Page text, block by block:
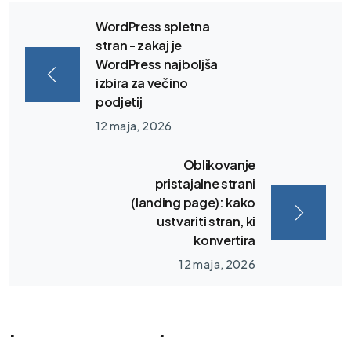
WordPress spletna
stran - zakaj je
WordPress najboljša
izbira za večino
podjetij
12 maja, 2026
Oblikovanje
pristajalne strani
(landing page): kako
ustvariti stran, ki
konvertira
12 maja, 2026